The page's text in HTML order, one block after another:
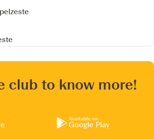
club to know more!
Available on
Google Play